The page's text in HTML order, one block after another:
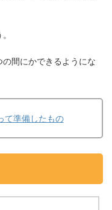
間にかできるようにな
て準備したもの